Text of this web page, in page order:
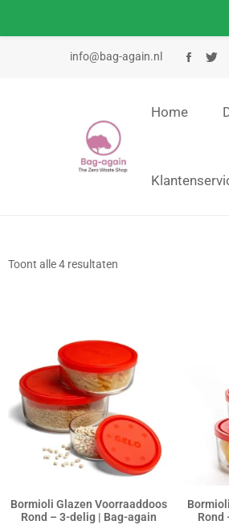
info@bag-again.nl
Home
Toont alle 4 resultaten
Bormioli Glazen Voorraaddoos
Rond – 3-delig | Bag-again
Rond